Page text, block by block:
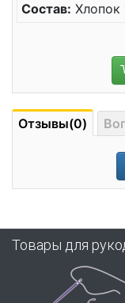
Состав: Хлопок
Отзывы(0)
Товары для